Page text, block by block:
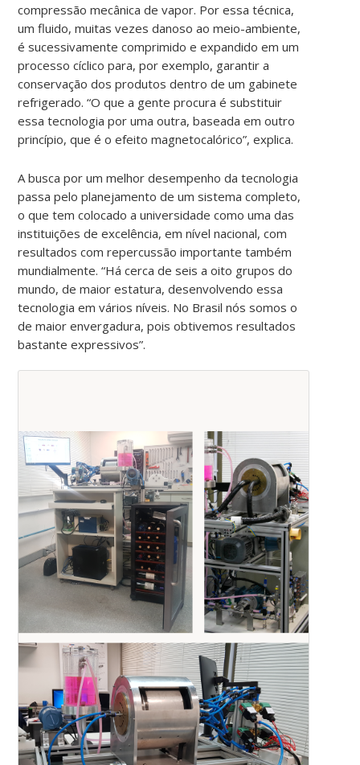
compressão mecânica de vapor. Por essa técnica,
um fluido, muitas vezes danoso ao meio-ambiente,
é sucessivamente comprimido e expandido em um
processo cíclico para, por exemplo, garantir a
conservação dos produtos dentro de um gabinete
refrigerado. “O que a gente procura é substituir
essa tecnologia por uma outra, baseada em outro
princípio, que é o efeito magnetocalórico”, explica.
A busca por um melhor desempenho da tecnologia
passa pelo planejamento de um sistema completo,
o que tem colocado a universidade como uma das
instituições de excelência, em nível nacional, com
resultados com repercussão importante também
mundialmente. “Há cerca de seis a oito grupos do
mundo, de maior estatura, desenvolvendo essa
tecnologia em vários níveis. No Brasil nós somos o
de maior envergadura, pois obtivemos resultados
bastante expressivos”.